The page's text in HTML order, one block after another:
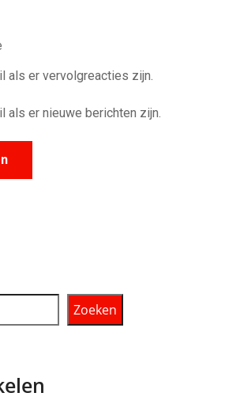
als er vervolgreacties zijn.
als er nieuwe berichten zijn.
Zoeken